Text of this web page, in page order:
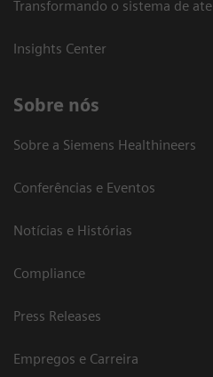
Transformando o sistema de
Insights Center
Sobre nós
Sobre a Siemens Healthineers
Conferências e Eventos
Notícias e Histórias
Compliance
Press Releases
Empregos e Carreira